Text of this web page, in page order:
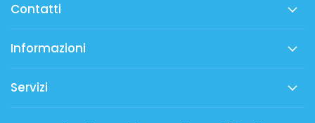
Contatti
Informazioni
Servizi